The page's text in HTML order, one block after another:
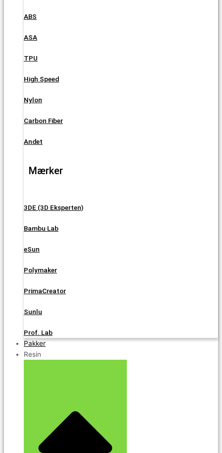
ABS
ASA
TPU
High Speed
Nylon
Carbon Fiber
Andet
Mærker
3DE (3D Eksperten)
Bambu Lab
eSun
Polymaker
PrimaCreator
Sunlu
Prof. Lab
Pakker
Resin